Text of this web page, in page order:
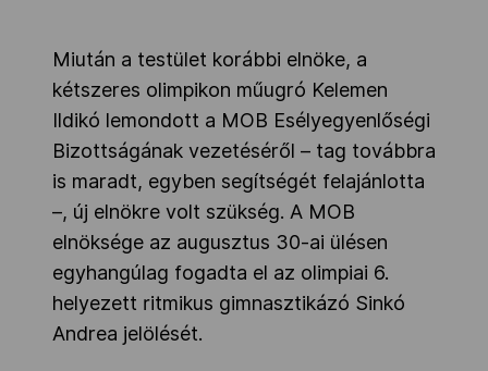
Adatbank
Miután a testület korábbi elnöke, a
kétszeres olimpikon műugró Kelemen
Ildikó lemondott a MOB Esélyegyenlőségi
Bizottságának vezetéséről – tag továbbra
is maradt, egyben segítségét felajánlotta
–, új elnökre volt szükség. A MOB
elnöksége az augusztus 30-ai ülésen
egyhangúlag fogadta el az olimpiai 6.
helyezett ritmikus gimnasztikázó Sinkó
Andrea jelölését.